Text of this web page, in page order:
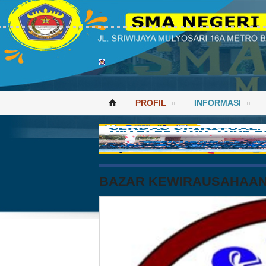
-
⌂ PROFIL INFORMASI
BAZAR